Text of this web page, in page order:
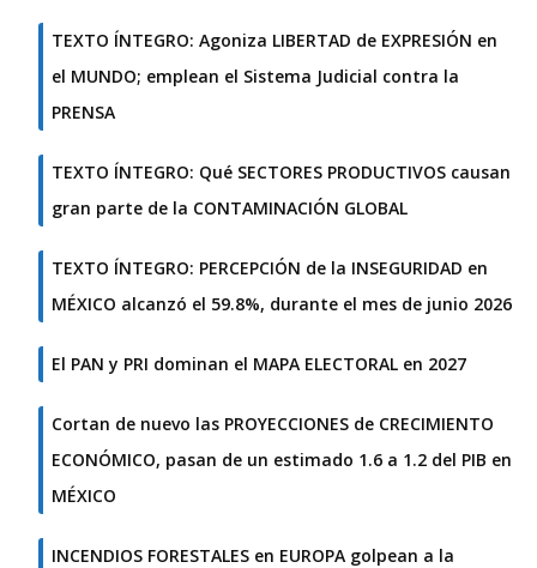
TEXTO ÍNTEGRO: Agoniza LIBERTAD de EXPRESIÓN en
el MUNDO; emplean el Sistema Judicial contra la
PRENSA
TEXTO ÍNTEGRO: Qué SECTORES PRODUCTIVOS causan
gran parte de la CONTAMINACIÓN GLOBAL
TEXTO ÍNTEGRO: PERCEPCIÓN de la INSEGURIDAD en
MÉXICO alcanzó el 59.8%, durante el mes de junio 2026
El PAN y PRI dominan el MAPA ELECTORAL en 2027
Cortan de nuevo las PROYECCIONES de CRECIMIENTO
ECONÓMICO, pasan de un estimado 1.6 a 1.2 del PIB en
MÉXICO
INCENDIOS FORESTALES en EUROPA golpean a la